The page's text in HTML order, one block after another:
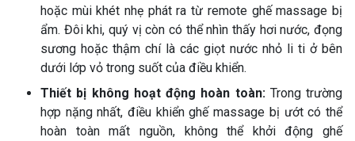
hoặc mùi khét nhẹ phát ra từ remote ghế massage bị
ẩm. Đôi khi, quý vị còn có thể nhìn thấy hơi nước, đọng
sương hoặc thậm chí là các giọt nước nhỏ li ti ở bên
dưới lớp vỏ trong suốt của điều khiển.
Thiết bị không hoạt động hoàn toàn:Trong trường
hợp nặng nhất, điều khiển ghế massage bị ướt có thể
hoàn toàn mất nguồn, không thể khởi động ghế